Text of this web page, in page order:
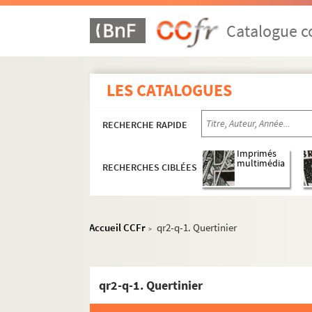
Catalogue
LES CATALOGUES
RECHERCHE RAPIDE
RECHERCHES CIBLÉES
Imprimés
multimédia
Accueil CCFr > qr2-q-1. Quertinier
qr2-q-1. Quertinier
qr2-a. Noms commençant par A